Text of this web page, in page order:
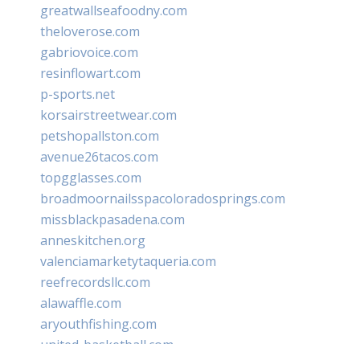
greatwallseafoodny.com
theloverose.com
gabriovoice.com
resinflowart.com
p-sports.net
korsairstreetwear.com
petshopallston.com
avenue26tacos.com
topgglasses.com
broadmoornailsspacoloradosprings.com
missblackpasadena.com
anneskitchen.org
valenciamarketytaqueria.com
reefrecordsllc.com
alawaffle.com
aryouthfishing.com